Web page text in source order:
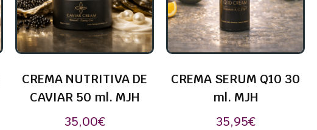
CREMA NUTRITIVA DE
CAVIAR 50 ml. MJH
35,00€
CREMA SERUM Q10 30
ml. MJH
35,95€